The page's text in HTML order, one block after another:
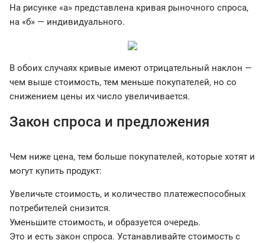
На рисунке «а» представлена кривая рыночного спроса,
на «б» — индивидуального.
В обоих случаях кривые имеют отрицательный наклон —
чем выше стоимость, тем меньше покупателей, но со
снижением цены их число увеличивается.
Закон спроса и предложения
Чем ниже цена, тем больше покупателей, которые хотят и
могут купить продукт:
Увеличьте стоимость, и количество платежеспособных
потребителей снизится.
Уменьшите стоимость, и образуется очередь.
Это и есть закон спроса. Устанавливайте стоимость с